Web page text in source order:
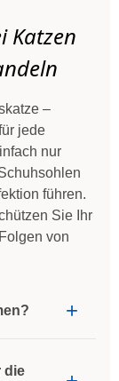
Katzen
–
jede
nur
führen.
Sie Ihr
von
die